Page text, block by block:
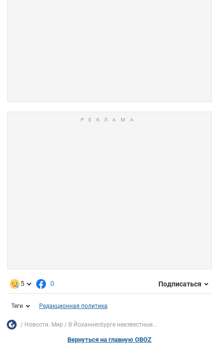
5 0 Подписаться
Теги Редакционная политика
Новости. Мир В Йоханнесбурге неизвестные...
Вернуться на главную OBOZ